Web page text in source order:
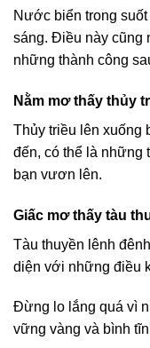
Nước biển trong
sáng. Điều này cũng
những thành công
Nằm mơ thấy thủy
Thủy triều lên xuống
đến, có thể là những
bạn vươn lên.
Giấc mơ thấy tàu
Tàu thuyền lênh
diện với những điều
Đừng lo lắng quá vì
vững vàng và bình